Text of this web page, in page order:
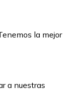
la mejor
a nuestras